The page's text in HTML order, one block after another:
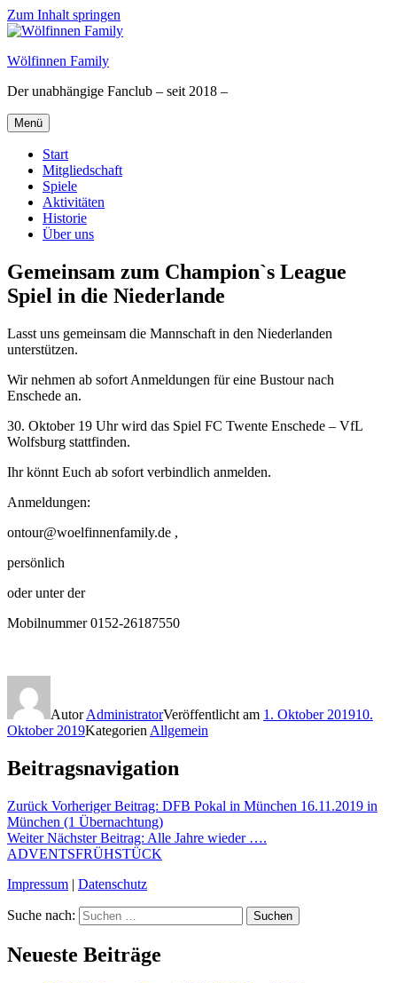
Zum Inhalt springen
Wölfinnen Family
Der unabhängige Fanclub – seit 2018 –
Menü
Start
Mitgliedschaft
Spiele
Aktivitäten
Historie
Über uns
Gemeinsam zum Champion`s League
Spiel in die Niederlande
Lasst uns gemeinsam die Mannschaft in den Niederlanden
unterstützen.
Wir nehmen ab sofort Anmeldungen für eine Bustour nach
Enschede an.
30. Oktober 19 Uhr wird das Spiel FC Twente Enschede – VfL
Wolfsburg stattfinden.
Ihr könnt Euch ab sofort verbindlich anmelden.
Anmeldungen:
ontour@woelfinnenfamily.de ,
persönlich
oder unter der
Mobilnummer 0152-26187550
AutorAdministratorVeröffentlicht am 1. Oktober 201910.
Oktober 2019Kategorien Allgemein
Beitragsnavigation
Zurück Vorheriger Beitrag: DFB Pokal in München 16.11.2019 in
München (1 Übernachtung)
Weiter Nächster Beitrag: Alle Jahre wieder ….
ADVENTSFRÜHSTÜCK
Impressum | Datenschutz
Suche nach: Suchen
Neueste Beiträge